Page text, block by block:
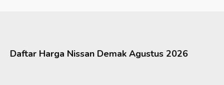
Daftar Harga Nissan Demak Agustus 2026